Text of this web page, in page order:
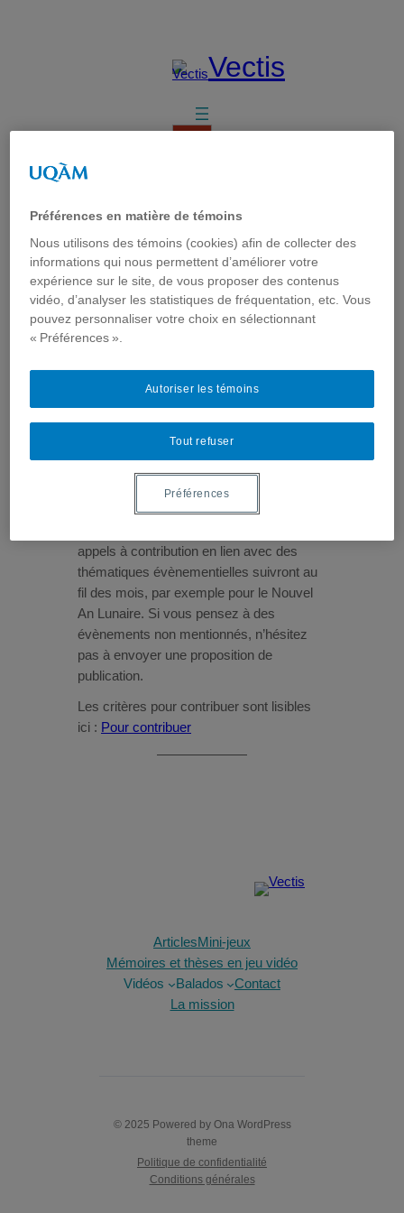
Vectis
Rechercher
Appel à
contributions
pour les fêtes de
fin d’année
Vectis lance un appel à contribution sur le
appels à contribution en lien avec des
thématiques évènementielles suivront au
fil des mois, par exemple pour le Nouvel
An Lunaire. Si vous pensez à des
évènements non mentionnés, n’hésitez
pas à envoyer une proposition de
publication.
Les critères pour contribuer sont lisibles
ici : Pour contribuer
ArticlesMini-jeux
Mémoires et thèses en jeu vidéo
Vidéos
Balados
Contact
La mission
© 2025 Powered by Ona WordPress
theme
Politique de confidentialité
Conditions générales
Préférences en matière de témoins
Nous utilisons des témoins (cookies) afin de collecter des
informations qui nous permettent d’améliorer votre
expérience sur le site, de vous proposer des contenus
vidéo, d’analyser les statistiques de fréquentation, etc. Vous
pouvez personnaliser votre choix en sélectionnant
« Préférences ».
Tout refuser
Autoriser les témoins
Préférences